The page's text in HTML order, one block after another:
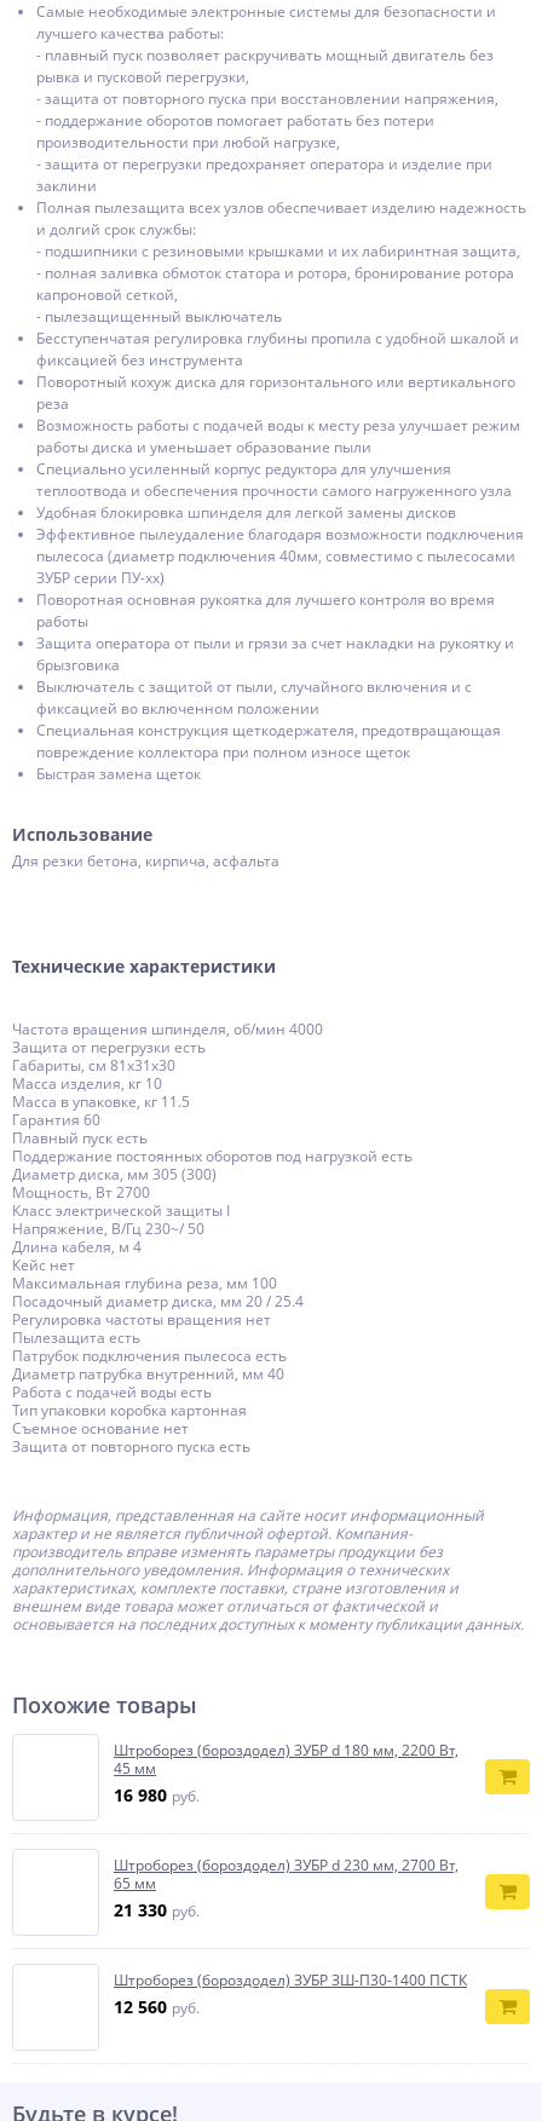
Самые необходимые электронные системы для безопасности и
лучшего качества работы:
- плавный пуск позволяет раскручивать мощный двигатель без
рывка и пусковой перегрузки,
- защита от повторного пуска при восстановлении напряжения,
- поддержание оборотов помогает работать без потери
производительности при любой нагрузке,
- защита от перегрузки предохраняет оператора и изделие при
заклини
Полная пылезащита всех узлов обеспечивает изделию надежность
и долгий срок службы:
- подшипники с резиновыми крышками и их лабиринтная защита,
- полная заливка обмоток статора и ротора, бронирование ротора
капроновой сеткой,
- пылезащищенный выключатель
Бесступенчатая регулировка глубины пропила с удобной шкалой и
фиксацией без инструмента
Поворотный кохуж диска для горизонтального или вертикального
реза
Возможность работы с подачей воды к месту реза улучшает режим
работы диска и уменьшает образование пыли
Специально усиленный корпус редуктора для улучшения
теплоотвода и обеспечения прочности самого нагруженного узла
Удобная блокировка шпинделя для легкой замены дисков
Эффективное пылеудаление благодаря возможности подключения
пылесоса (диаметр подключения 40мм, совместимо с пылесосами
ЗУБР серии ПУ-хх)
Поворотная основная рукоятка для лучшего контроля во время
работы
Защита оператора от пыли и грязи за счет накладки на рукоятку и
брызговика
Выключатель с защитой от пыли, случайного включения и с
фиксацией во включенном положении
Специальная конструкция щеткодержателя, предотвращающая
повреждение коллектора при полном износе щеток
Быстрая замена щеток
Использование
Для резки бетона, кирпича, асфальта
Технические характеристики
Частота вращения шпинделя, об/мин 4000
Защита от перегрузки есть
Габариты, см 81x31x30
Масса изделия, кг 10
Масса в упаковке, кг 11.5
Гарантия 60
Плавный пуск есть
Поддержание постоянных оборотов под нагрузкой есть
Диаметр диска, мм 305 (300)
Мощность, Вт 2700
Класс электрической защиты I
Напряжение, В/Гц 230~/ 50
Длина кабеля, м 4
Кейс нет
Максимальная глубина реза, мм 100
Посадочный диаметр диска, мм 20 / 25.4
Регулировка частоты вращения нет
Пылезащита есть
Патрубок подключения пылесоса есть
Диаметр патрубка внутренний, мм 40
Работа с подачей воды есть
Тип упаковки коробка картонная
Съемное основание нет
Защита от повторного пуска есть
Информация, представленная на сайте носит информационный
характер и не является публичной офертой. Компания-
производитель вправе изменять параметры продукции без
дополнительного уведомления. Информация о технических
характеристиках, комплекте поставки, стране изготовления и
внешнем виде товара может отличаться от фактической и
основывается на последних доступных к моменту публикации данных.
Похожие товары
Штроборез (бороздодел) ЗУБР d 180 мм, 2200 Вт,
45 мм
16 980 руб.
Штроборез (бороздодел) ЗУБР d 230 мм, 2700 Вт,
65 мм
21 330 руб.
Штроборез (бороздодел) ЗУБР ЗШ-П30-1400 ПСТК
12 560 руб.
Будьте в курсе!